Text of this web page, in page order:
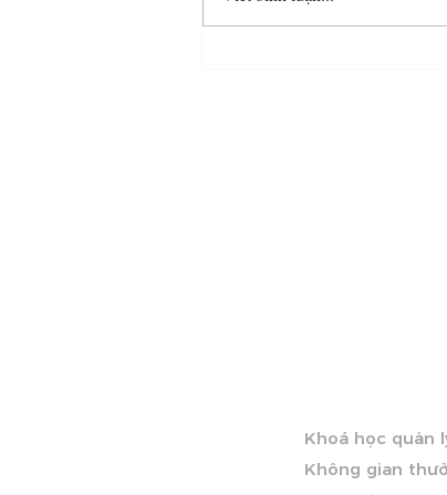
Khoá học quản
Không gian